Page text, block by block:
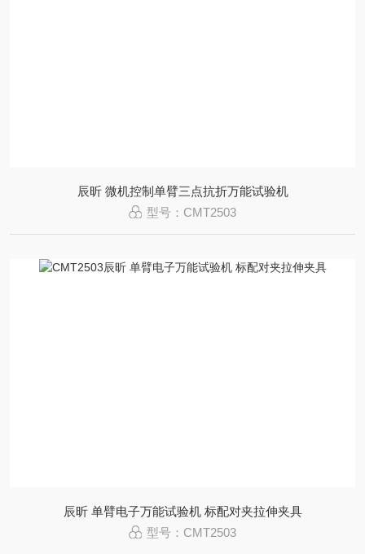
辰昕 微机控制单臂三点抗折万能试验机
型号：CMT2503
辰昕 单臂电子万能试验机 标配对夹拉伸夹具
型号：CMT2503